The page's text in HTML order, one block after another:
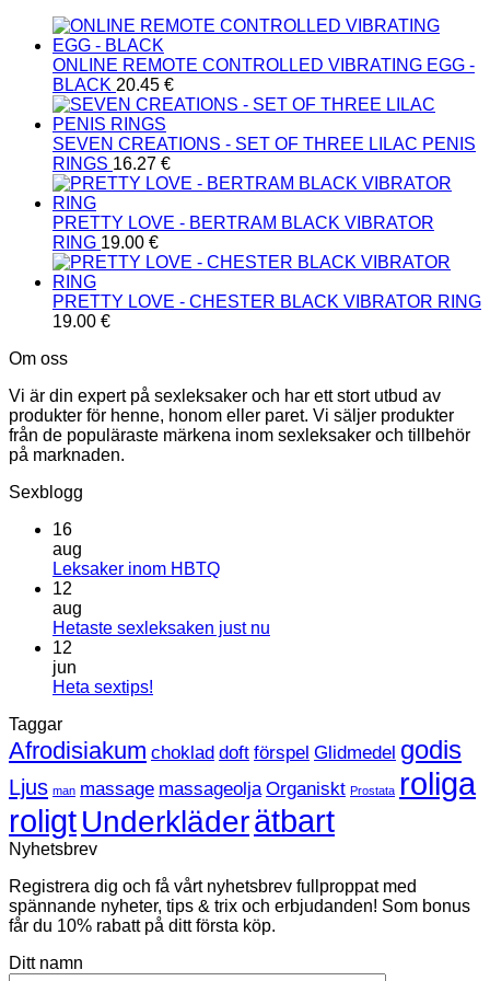
ONLINE REMOTE CONTROLLED VIBRATING EGG -
BLACK 20.45 €
SEVEN CREATIONS - SET OF THREE LILAC PENIS
RINGS 16.27 €
PRETTY LOVE - BERTRAM BLACK VIBRATOR
RING 19.00 €
PRETTY LOVE - CHESTER BLACK VIBRATOR RING
19.00 €
Om oss
Vi är din expert på sexleksaker och har ett stort utbud av
produkter för henne, honom eller paret. Vi säljer produkter
från de populäraste märkena inom sexleksaker och tillbehör
på marknaden.
Sexblogg
16
aug
Leksaker inom HBTQInga
Leksaker
12
aug
Hetaste sexleksaken just nu
12
jun
Heta sextips!
Heta
sextips!
Taggar
Afrodisiakum choklad doft förspel Glidmedel godis
Ljus man massage massageolja Organiskt Prostata roliga
roligtUnderkläderätbart
Nyhetsbrev
Registrera dig och få vårt nyhetsbrev fullproppat med
spännande nyheter, tips & trix och erbjudanden! Som bonus
får du 10% rabatt på ditt första köp.
Ditt namn